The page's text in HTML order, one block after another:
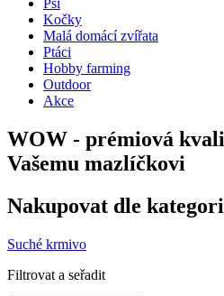
Psi
Kočky
Malá domácí zvířata
Ptáci
Hobby farming
Outdoor
Akce
WOW - prémiová
Vašemu mazlíčkovi
Nakupovat dle
Suché krmivo
Filtrovat a seřadit